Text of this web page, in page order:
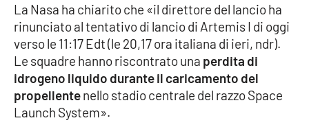
Società
Sport
RUBRICHE
La Nasa ha chiarito che «il direttore del lancio ha
rinunciato al tentativo di lancio di Artemis I di oggi
verso le 11:17 Edt (le 20,17 ora italiana di ieri, ndr).
Le squadre hanno riscontrato una perdita di
idrogeno liquido durante il caricamento del
propellentenello stadio centrale del razzo Space
Launch System».